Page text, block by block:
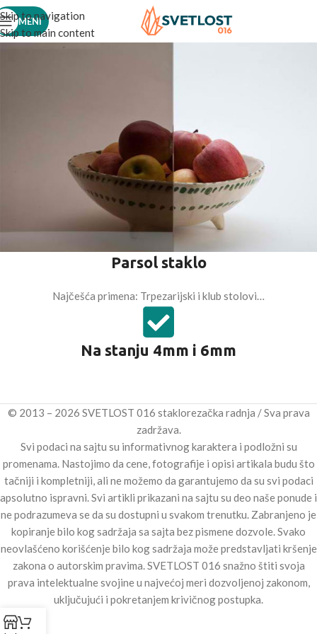
Skip to navigation
Skip to main content
MENI
Parsol staklo
Najčešća primena: Trpezarijski i klub stolovi…
Na stanju 4mm i 6mm
© 2013 – 2026 SVETLOST 016 staklorezačka radnja / Sva prava
zadržava.
Svi podaci na sajtu su informativnog karaktera i podložni su
promenama. Nastojimo da cene, fotografije i opisi artikala budu što
tačniji i kompletniji, ali ne možemo da garantujemo da su svi podaci
apsolutno ispravni. Svi artikli prikazani na sajtu su deo naše ponude i
ne podrazumeva se da su dostupni u svakom trenutku. Zabranjeno je
kopiranje bilo kog sadržaja sa sajta bez pismene dozvole. Svako
neovlašćeno korišćenje bilo kog sadržaja može predstavljati kršenje
zakona o autorskim pravima. SVETLOST 016 snažno štiti svoja
prava intelektualne svojine u najvećoj meri dozvoljenoj zakonom,
uključujući i pokretanjem krivičnog postupka.